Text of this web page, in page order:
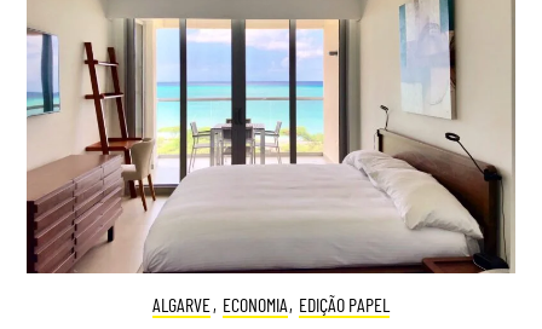
ALGARVE, ECONOMIA, EDIÇÃO PAPEL